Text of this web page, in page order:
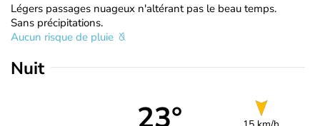
Légers passages nuageux n'altérant pas le beau temps.
Sans précipitations.
Aucun risque de pluie
Nuit